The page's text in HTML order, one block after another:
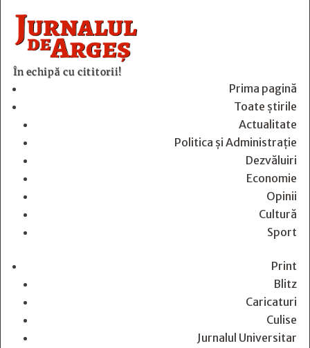
În echipă cu cititorii!
Prima pagină
Toate știrile
Actualitate
Politica și Administrație
Dezvăluiri
Economie
Opinii
Cultură
Sport
Print
Blitz
Caricaturi
Culise
Jurnalul Universitar